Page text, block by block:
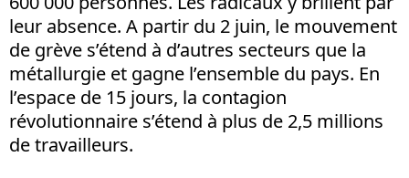
leur absence. A partir du 2 juin, le mouvement
de grève s’étend à d’autres secteurs que la
métallurgie et gagne l’ensemble du pays. En
l’espace de 15 jours, la contagion
révolutionnaire s’étend à plus de 2,5 millions
de travailleurs.